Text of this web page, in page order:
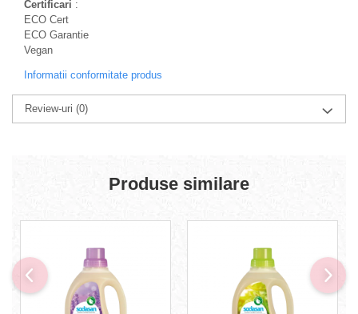
Certificari :
ECO Cert
ECO Garantie
Vegan
Informatii conformitate produs
Review-uri (0)
Produse similare